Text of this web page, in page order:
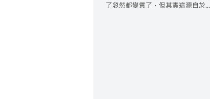
了忽然都變質了，但其實這源自於...